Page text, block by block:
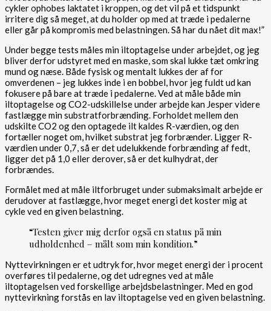
cykler ophobes laktatet i kroppen, og det vil på et tidspunkt
irritere dig så meget, at du holder op med at træde i pedalerne
eller går på kompromis med belastningen. Så har du nået dit max!”
Under begge tests måles min iltoptagelse under arbejdet, og jeg
bliver derfor udstyret med en maske, som skal lukke tæt omkring
mund og næse. Både fysisk og mentalt lukkes der af for
omverdenen – jeg lukkes inde i en bobbel, hvor jeg fuldt ud kan
fokusere på bare at træde i pedalerne. Ved at måle både min
iltoptagelse og CO2-udskillelse under arbejde kan Jesper videre
fastlægge min substratforbrænding. Forholdet mellem den
udskilte CO2 og den optagede ilt kaldes R-værdien, og den
fortæller noget om, hvilket substrat jeg forbrænder. Ligger R-
værdien under 0,7, så er det udelukkende forbrænding af fedt,
ligger det på 1,0 eller derover, så er det kulhydrat, der
forbrændes.
Formålet med at måle iltforbruget under submaksimalt arbejde er
derudover at fastlægge, hvor meget energi det koster mig at
cykle ved en given belastning.
“Testen giver mig derfor også en status på min
udholdenhed – målt som min kondition.”
Nyttevirkningen er et udtryk for, hvor meget energi der i procent
overføres til pedalerne, og det udregnes ved at måle
iltoptagelsen ved forskellige arbejdsbelastninger. Med en god
nyttevirkning forstås en lav iltoptagelse ved en given belastning.